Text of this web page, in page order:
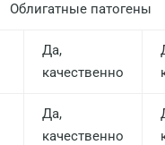
Облигатные патогены
Да,
качественно
Да,
качественно